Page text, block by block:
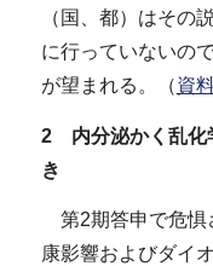
（国、都）はその
に行っていないの
が望まれる。（資
2 内分泌かく乱化
き
第2期答申で危惧
康影響およびダイ